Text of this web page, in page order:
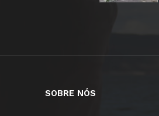
SOBRE NÓS